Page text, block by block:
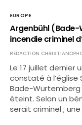
EUROPE
Argenbühl (Bade-
incendie criminel
RÉDACTION
Le 17 juillet
constaté à l’église
Bade-Wurtemberg
éteint. Selon un
serait criminel ;